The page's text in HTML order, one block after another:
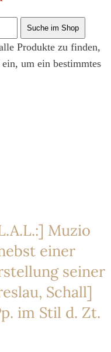
Produkte zu finden,
um ein bestimmtes
Muzio
einer
seiner
Schall]
im Stil d. Zt.